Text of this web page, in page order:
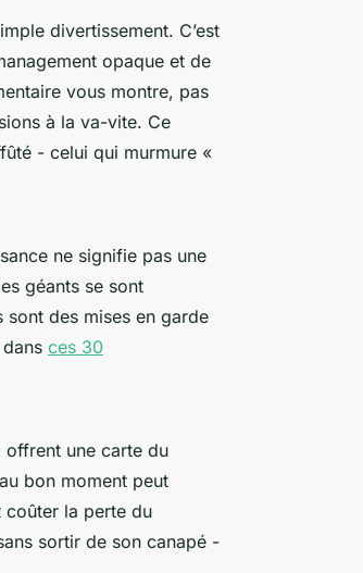
divertissement. C’est
opaque et de
vous montre, pas
à la va-vite. Ce
- celui qui murmure «
ne signifie pas une
géants se sont
des mises en garde
ces 30
offrent une carte du
bon moment peut
coûter la perte du
sortir de son canapé -